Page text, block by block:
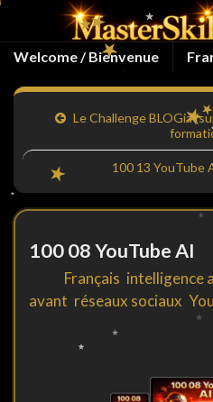
Welcome / Bienvenue
Le Challenge BLOGia
100 13 YouTube
100 08 YouTube AI
Français intelligence
avant réseaux sociaux